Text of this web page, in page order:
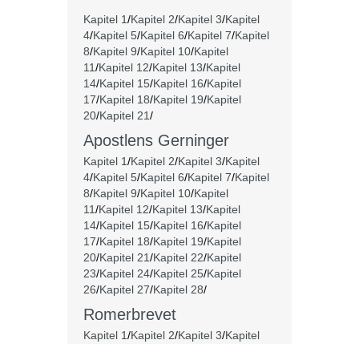
Kapitel 1/Kapitel 2/Kapitel 3/Kapitel
4/Kapitel 5/Kapitel 6/Kapitel 7/Kapitel
8/Kapitel 9/Kapitel 10/Kapitel
11/Kapitel 12/Kapitel 13/Kapitel
14/Kapitel 15/Kapitel 16/Kapitel
17/Kapitel 18/Kapitel 19/Kapitel
20/Kapitel 21/
Apostlens Gerninger
Kapitel 1/Kapitel 2/Kapitel 3/Kapitel
4/Kapitel 5/Kapitel 6/Kapitel 7/Kapitel
8/Kapitel 9/Kapitel 10/Kapitel
11/Kapitel 12/Kapitel 13/Kapitel
14/Kapitel 15/Kapitel 16/Kapitel
17/Kapitel 18/Kapitel 19/Kapitel
20/Kapitel 21/Kapitel 22/Kapitel
23/Kapitel 24/Kapitel 25/Kapitel
26/Kapitel 27/Kapitel 28/
Romerbrevet
Kapitel 1/Kapitel 2/Kapitel 3/Kapitel